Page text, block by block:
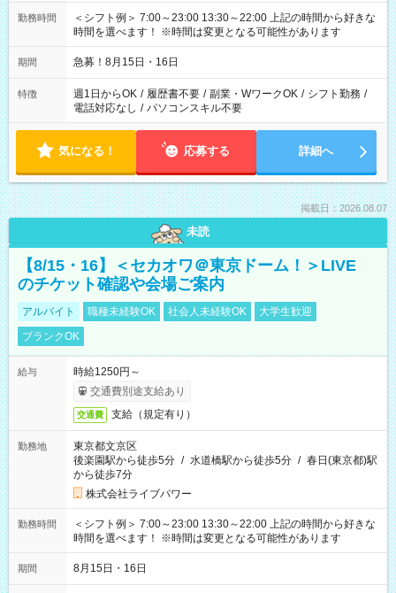
勤務時間
＜シフト例＞ 7:00～23:00 13:30～22:00 上記の時間から好きな
時間を選べます！ ※時間は変更となる可能性があります
期間 急募！8月15日・16日
特徴 週1日からOK / 履歴書不要 / 副業・WワークOK / シフト勤務 /
電話対応なし / パソコンスキル不要
気になる！ 応募する 詳細へ
掲載日：2026.08.07
未読
【8/15・16】＜セカオワ＠東京ドーム！＞LIVE
のチケット確認や会場ご案内
アルバイト 職種未経験OK 社会人未経験OK
大学生歓迎
ブランクOK
給与
時給1250円～
交通費別途支給あり
交通費 支給（規定有り）
勤務地
東京都文京区
後楽園駅から徒歩5分 / 水道橋駅から徒歩5分 / 春日(東京都)駅
から徒歩7分
株式会社ライブパワー
勤務時間
＜シフト例＞ 7:00～23:00 13:30～22:00 上記の時間から好きな
時間を選べます！ ※時間は変更となる可能性があります
期間 8月15日・16日